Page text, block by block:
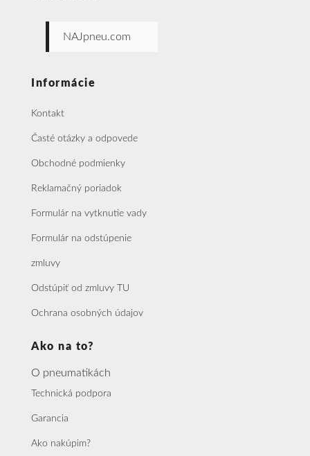
NAJpneu.com
Informácie
Kontakt
Časté otázky a odpovede
Obchodné podmienky
Reklamačný poriadok
Formulár na vytknutie vady
Formulár na odstúpenie
zmluvy
Odstúpiť od zmluvy TU
Ochrana osobných údajov
Ako na to?
O pneumatikách
Technická podpora
Garancia
Ako nakúpim?